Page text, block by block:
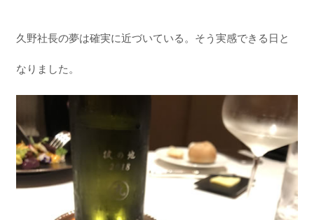
久野社長の夢は確実に近づいている。そう実感できる日と
なりました。